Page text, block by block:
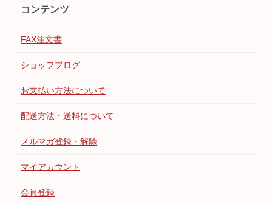
コンテンツ
FAX注文書
ショップブログ
お支払い方法について
配送方法・送料について
メルマガ登録・解除
マイアカウント
会員登録